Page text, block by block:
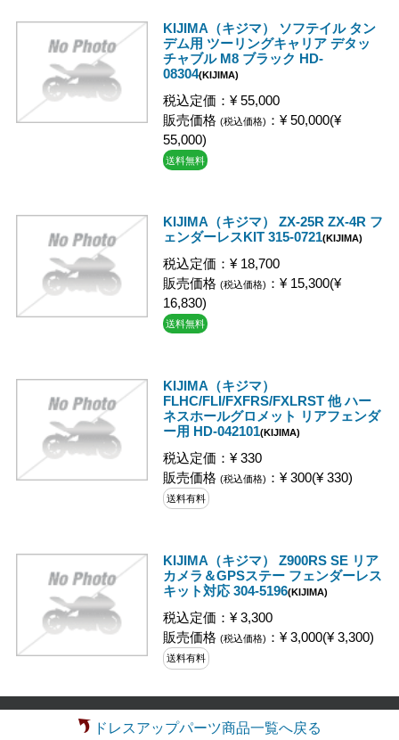
KIJIMA（キジマ） ソフテイル タン
デム用 ツーリングキャリア デタッ
チャブル M8 ブラック HD-
08304(KIJIMA)
税込定価：¥ 55,000
販売価格 (税込価格) ：¥ 50,000(¥
55,000)
送料無料
KIJIMA（キジマ） ZX-25R ZX-4R フ
ェンダーレスKIT 315-0721(KIJIMA)
税込定価：¥ 18,700
販売価格 (税込価格) ：¥ 15,300(¥
16,830)
送料無料
KIJIMA（キジマ）
FLHC/FLI/FXFRS/FXLRST 他 ハー
ネスホールグロメット リアフェンダ
ー用 HD-042101(KIJIMA)
税込定価：¥ 330
販売価格 (税込価格) ：¥ 300(¥ 330)
送料有料
KIJIMA（キジマ） Z900RS SE リア
カメラ＆GPSステー フェンダーレス
キット対応 304-5196(KIJIMA)
税込定価：¥ 3,300
販売価格 (税込価格) ：¥ 3,000(¥ 3,300)
送料有料
ドレスアップパーツ商品一覧へ戻る